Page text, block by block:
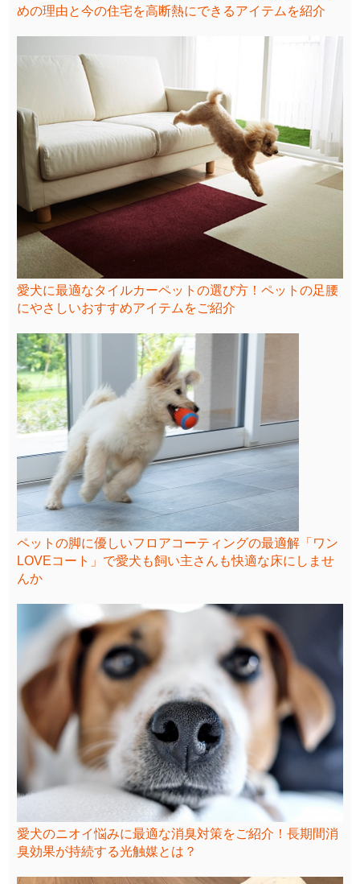
めの理由と今の住宅を高断熱にできるアイテムを紹介
愛犬に最適なタイルカーペットの選び方！ペットの足腰
にやさしいおすすめアイテムをご紹介
ペットの脚に優しいフロアコーティングの最適解「ワン
LOVEコート」で愛犬も飼い主さんも快適な床にしませ
んか
愛犬のニオイ悩みに最適な消臭対策をご紹介！長期間消
臭効果が持続する光触媒とは？